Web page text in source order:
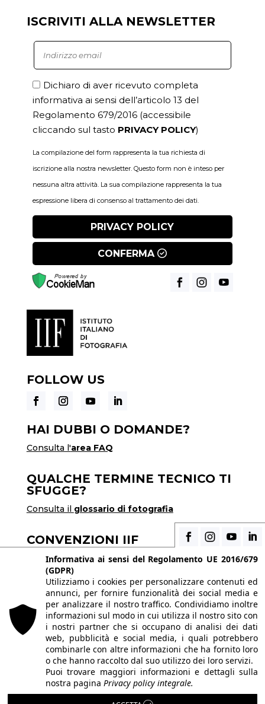
ISCRIVITI ALLA NEWSLETTER
Dichiaro di aver ricevuto completa
informativa ai sensi dell’articolo 13 del
Regolamento 679/2016 (accessibile
cliccando sul tasto PRIVACY POLICY)
La compilazione del form rappresenta la tua richiesta di
iscrizione alla nostra newsletter. Questo form non è inteso per
nessuna altra attività. La sua compilazione rappresenta la tua
espressione libera di consenso al trattamento dei dati.
PRIVACY POLICY
CONFERMA
FOLLOW US
HAI DUBBI O DOMANDE?
Consulta l'area FAQ
QUALCHE TERMINE TECNICO TI
SFUGGE?
Consulta il glossario di fotografia
CONVENZIONI IIF
Scopri i vantaggi di essere uno studente di IIF
© 2026 Istituto Italiano di Fotografia® srl, Via
Enrico Caviglia 3, 20139 Milano | Tel 02/58107623
- 02/58107139
P.IVA IT10863240155 | PECiifmilano@pec.it |
REA MI-1415688 | Capitale sociale € 10.400,00 I.V.
Le immagini del sito sono utilizzate su licenza dei
rispettivi autori. Powered byShareNow!.
Informativa ai sensi del Regolamento UE 2016/679
(GDPR)
Utilizziamo i cookies per personalizzare contenuti ed
annunci, per fornire funzionalità dei social media e
per analizzare il nostro traffico. Condividiamo inoltre
informazioni sul modo in cui utilizza il nostro sito con
i nostri partner che si occupano di analisi dei dati
web, pubblicità e social media, i quali potrebbero
combinarle con altre informazioni che ha fornito loro
o che hanno raccolto dal suo utilizzo dei loro servizi.
Puoi trovare maggiori informazioni e dettagli sulla
nostra pagina Privacy policy integrale.